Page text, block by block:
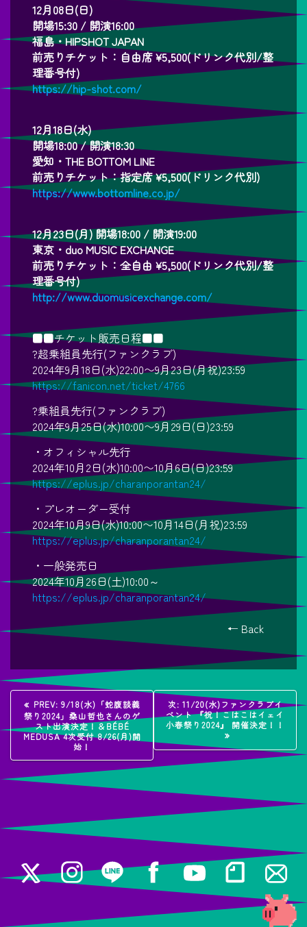
12月08日(日)
開場15:30 / 開演16:00
福島・HIPSHOT JAPAN
前売りチケット：自由席 ¥5,500(ドリンク代別/整
理番号付)
https://hip-shot.com/
12月18日(水)
開場18:00 / 開演18:30
愛知・THE BOTTOM LINE
前売りチケット：指定席 ¥5,500(ドリンク代別)
https://www.bottomline.co.jp/
12月23日(月) 開場18:00 / 開演19:00
東京・duo MUSIC EXCHANGE
前売りチケット：全自由 ¥5,500(ドリンク代別/整
理番号付)
http://www.duomusicexchange.com/
■■チケット販売日程■■
?超乗組員先行(ファンクラブ)
2024年9月18日(水)22:00〜9月23日(月祝)23:59
https://fanicon.net/ticket/4766
?乗組員先行(ファンクラブ)
2024年9月25日(水)10:00〜9月29日(日)23:59
・オフィシャル先行
2024年10月2日(水)10:00〜10月6日(日)23:59
https://eplus.jp/charanporantan24/
・プレオーダー受付
2024年10月9日(水)10:00〜10月14日(月祝)23:59
https://eplus.jp/charanporantan24/
・一般発売日
2024年10月26日(土)10:00～
https://eplus.jp/charanporantan24/
← Back
投
稿
ナ
ビ
ゲ
シ
PREV: 過
去
の
投
稿:
9/18(水)「蛇腹談義
祭り2024」桑山哲也さんのゲ
スト出演決定！＆BÉBÉ
MEDUSA 4次受付 8/26(月)開
始！
次: 次
の
投
11/20(水)ファンクラブイ
ベント 『祝！こはこはイェイ
小春祭り2024』 開催決定！！